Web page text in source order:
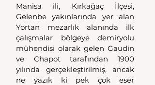
Manisa ili, Kırkağaç İlçesi,
Gelenbe yakınlarında yer alan
Yortan mezarlık alanında ilk
çalışmalar bölgeye demiryolu
mühendisi olarak gelen Gaudin
ve Chapot tarafından 1900
yılında gerçekleştirilmiş, ancak
ne yazık ki pek çok eser